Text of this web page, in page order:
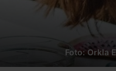
Foto: Orkla